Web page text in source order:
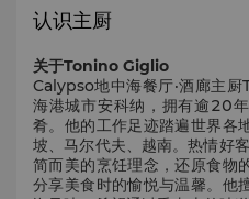
认识主厨
关于Tonino Giglio
Calypso地中海餐厅·酒廊主厨
海港城市安科纳，拥有逾20
肴。他的工作足迹踏遍世界各
坡、马尔代夫、越南。热情好
简而美的烹饪理念，还原食物
分享美食时的愉悦与温馨。他